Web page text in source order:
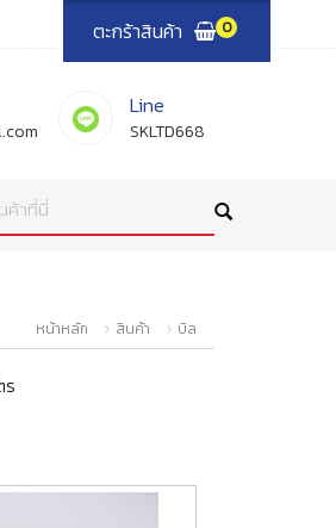
ตะกร้าสินค้า 0
Line
SKLTD668
ค้าที่นี่
หน้าหลัก สินค้า บิล
ร